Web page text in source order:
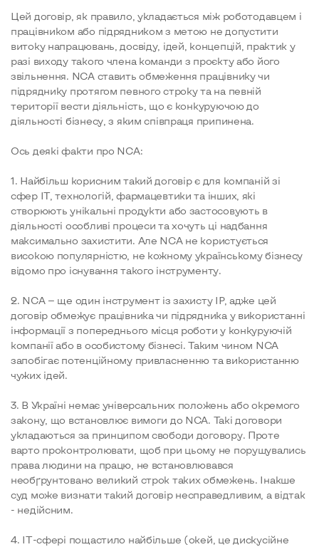
Цей договір, як правило, укладається між роботодавцем і
працівником або підрядником з метою не допустити
витоку напрацювань, досвіду, ідей, концепцій, практик у
разі виходу такого члена команди з проєкту або його
звільнення. NCA ставить обмеження працівнику чи
підряднику протягом певного строку та на певній
території вести діяльність, що є конкуруючою до
діяльності бізнесу, з яким співпраця припинена.
Ось деякі факти про NCA:
1. Найбільш корисним такий договір є для компаній зі
сфер ІТ, технологій, фармацевтики та інших, які
створюють унікальні продукти або застосовують в
діяльності особливі процеси та хочуть ці надбання
максимально захистити. Але NCA не користується
високою популярністю, не кожному українському бізнесу
відомо про існування такого інструменту.
2. NCA — ще один інструмент із захисту ІР, адже цей
договір обмежує працівника чи підрядника у використанні
інформації з попереднього місця роботи у конкуруючій
компанії або в особистому бізнесі. Таким чином NCA
запобігає потенційному привласненню та використанню
чужих ідей.
3. В Україні немає універсальних положень або окремого
закону, що встановлює вимоги до NCA. Такі договори
укладаються за принципом свободи договору. Проте
варто проконтролювати, щоб при цьому не порушувались
права людини на працю, не встановлювався
необґрунтовано великий строк таких обмежень. Інакше
суд може визнати такий договір несправедливим, а відтак
- недійсним.
4. IT-сфері пощастило найбільше (окей, це дискусійне